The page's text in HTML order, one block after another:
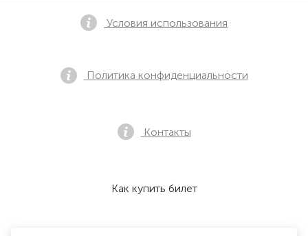
Условия использования
Политика конфиденциальности
Контакты
Как купить билет